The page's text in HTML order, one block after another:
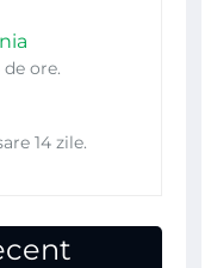
ore.
14 zile.